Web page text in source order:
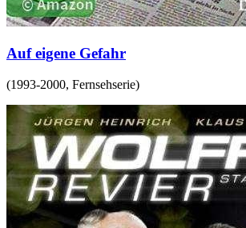
Auf eigene Gefahr
(1993-2000, Fernsehserie)